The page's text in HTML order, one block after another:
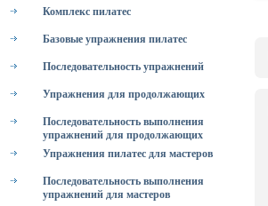
Комплекс пилатес
Базовые упражнения пилатес
Последовательность упражнений
Упражнения для продолжающих
Последовательность выполнения
упражнений для продолжающих
Упражнения пилатес для мастеров
Последовательность выполнения
упражнений для мастеров